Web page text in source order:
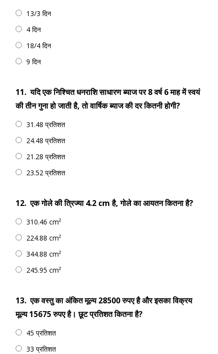
13/3 दिन
4 दिन
18/4 दिन
9 दिन
11. यदि एक निश्चित धनराशि साधारण ब्याज पर 8 वर्ष 6 माह में स्वयं
की तीन गुना हो जाती है, तो वार्षिक ब्याज की दर कितनी होगी?
31.48 प्रतिशत
24.48 प्रतिशत
21.28 प्रतिशत
23.52 प्रतिशत
12. एक गोले की त्रिज्या 4.2 cm है, गोले का आयतन कितना है?
310.46 cm²
224.88 cm²
344.88 cm²
245.95 cm²
13. एक वस्तु का अंकित मूल्य 28500 रुपए है और इसका विक्रय
मूल्य 15675 रुपए है। छूट प्रतिशत कितना है?
45 प्रतिशत
33 प्रतिशत